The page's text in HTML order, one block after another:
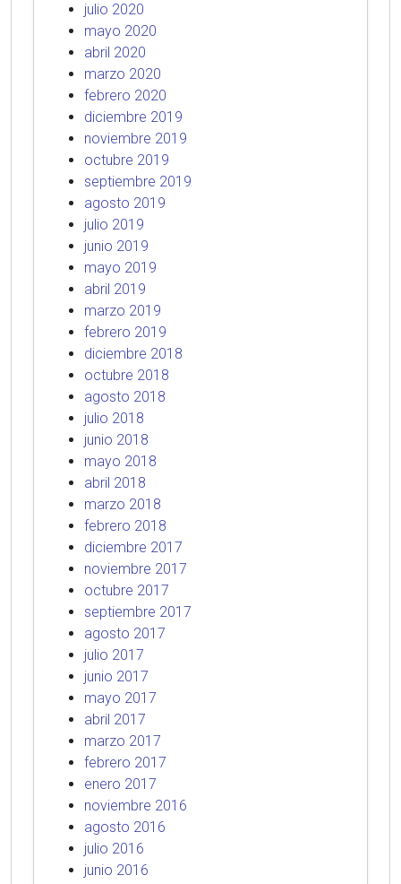
julio 2020
mayo 2020
abril 2020
marzo 2020
febrero 2020
diciembre 2019
noviembre 2019
octubre 2019
septiembre 2019
agosto 2019
julio 2019
junio 2019
mayo 2019
abril 2019
marzo 2019
febrero 2019
diciembre 2018
octubre 2018
agosto 2018
julio 2018
junio 2018
mayo 2018
abril 2018
marzo 2018
febrero 2018
diciembre 2017
noviembre 2017
octubre 2017
septiembre 2017
agosto 2017
julio 2017
junio 2017
mayo 2017
abril 2017
marzo 2017
febrero 2017
enero 2017
noviembre 2016
agosto 2016
julio 2016
junio 2016